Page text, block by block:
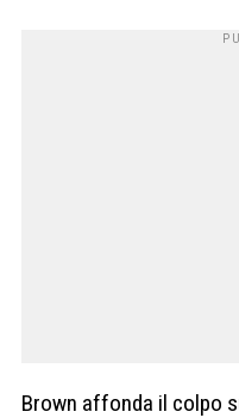
Brown affonda il colpo